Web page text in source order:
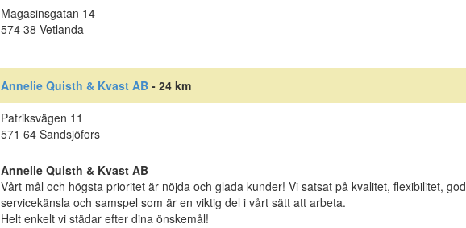
Magasinsgatan 14
574 38 Vetlanda
Annelie Quisth & Kvast AB- 24 km
Patriksvägen 11
571 64 Sandsjöfors
Annelie Quisth & Kvast AB
Vårt mål och högsta prioritet är nöjda och glada kunder! Vi satsat på kvalitet, flexibilitet, god
servicekänsla och samspel som är en viktig del i vårt sätt att arbeta.
Helt enkelt vi städar efter dina önskemål!